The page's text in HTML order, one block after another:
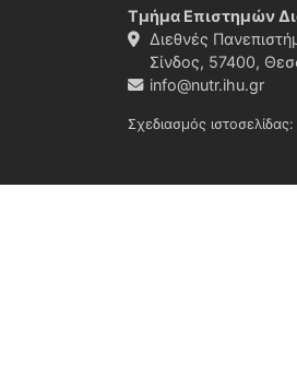
Τμήμα Επιστημών
Διεθνές
Σίνδος, 57400,
info@nutr.ihu.gr
Σχεδιασμός ιστοσελίδας: